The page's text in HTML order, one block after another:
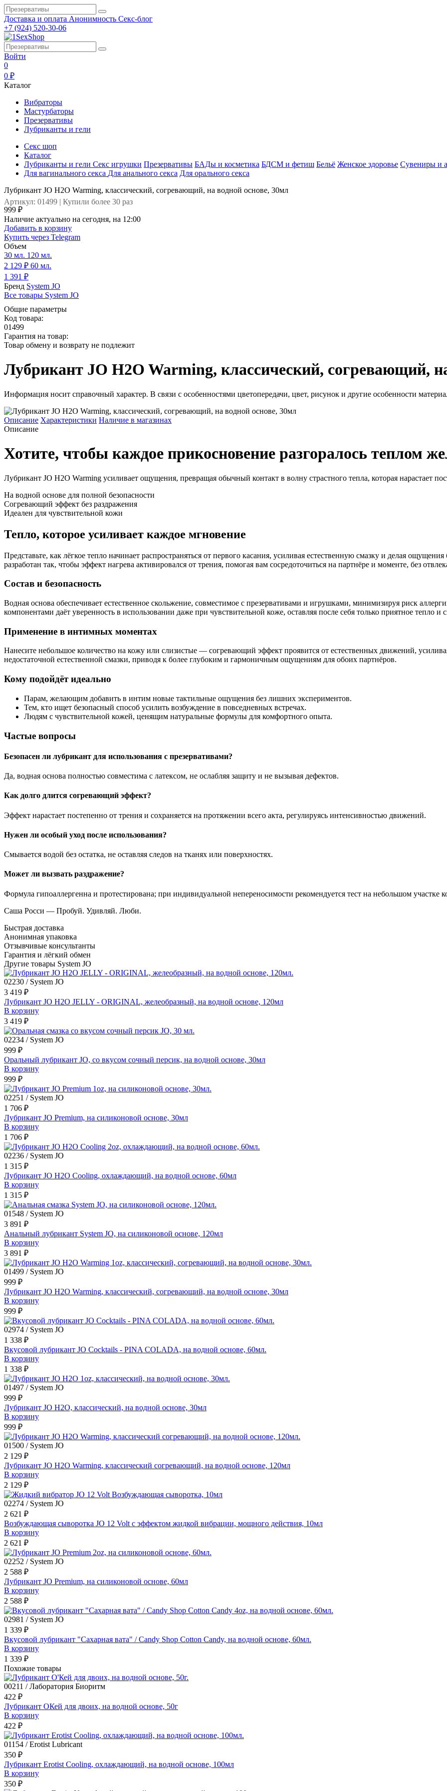
Доставка и оплата Анонимность Секс-блог
+7 (924) 520-30-06
Войти
0
0 ₽
Каталог
Вибраторы
Мастурбаторы
Презервативы
Лубриканты и гели
Секс шоп
Каталог
Лубриканты и гели Секс игрушки Презервативы БАДы и косметика БДСМ и фетиш Бельё Женское здоровье Сувениры и
Для вагинального секса Для анального секса Для орального секса
Лубрикант JO H2O Warming, классический, согревающий, на водной основе, 30мл
Артикул: 01499 | Купили более 30 раз
999 ₽
Наличие актуально на сегодня, на 12:00
Добавить в корзину
Купить через Telegram
Объем
30 мл. 120 мл.
2 129 ₽ 60 мл.
1 391 ₽
Бренд System JO
Все товары System JO
Общие параметры
Код товара:
01499
Гарантия на товар:
Товар обмену и возврату не подлежит
Лубрикант JO H2O Warming, классический, согревающий,
Информация носит справочный характер. В связи с особенностями цветопередачи, цвет, рисунок и другие особенности
Описание Характеристики Наличие в магазинах
Описание
Хотите, чтобы каждое прикосновение разгоралось теплом
Лубрикант JO H2O Warming усиливает ощущения, превращая обычный контакт в волну страстного тепла, которая нарастает
На водной основе для полной безопасности
Согревающий эффект без раздражения
Идеален для чувствительной кожи
Тепло, которое усиливает каждое мгновение
Представьте, как лёгкое тепло начинает распространяться от первого касания, усиливая естественную смазку и делая
разработан так, чтобы эффект нагрева активировался от трения, помогая вам сосредоточиться на партнёре и моменте, без
Состав и безопасность
Водная основа обеспечивает естественное скольжение, совместимое с презервативами и игрушками, минимизируя риск
компонентами даёт уверенность в использовании даже при чувствительной коже, оставляя после себя только приятное тепло и
Применение в интимных моментах
Нанесите небольшое количество на кожу или слизистые — согревающий эффект проявится от естественных движений,
недостаточной естественной смазки, приводя к более глубоким и гармоничным ощущениям для обоих партнёров.
Кому подойдёт идеально
Парам, желающим добавить в интим новые тактильные ощущения без лишних экспериментов.
Тем, кто ищет безопасный способ усилить возбуждение в повседневных встречах.
Людям с чувствительной кожей, ценящим натуральные формулы для комфортного опыта.
Частые вопросы
Безопасен ли лубрикант для использования с презервативами?
Да, водная основа полностью совместима с латексом, не ослабляя защиту и не вызывая дефектов.
Как долго длится согревающий эффект?
Эффект нарастает постепенно от трения и сохраняется на протяжении всего акта, регулируясь интенсивностью движений.
Нужен ли особый уход после использования?
Смывается водой без остатка, не оставляя следов на тканях или поверхностях.
Может ли вызвать раздражение?
Формула гипоаллергенна и протестирована; при индивидуальной непереносимости рекомендуется тест на небольшом участке
Саша Росси — Пробуй. Удивляй. Люби.
Быстрая доставка
Анонимная упаковка
Отзывчивые консультанты
Гарантия и лёгкий обмен
Другие товары System JO
02230 / System JO
3 419 ₽
Лубрикант JO H2O JELLY - ORIGINAL, желеобразный, на водной основе, 120мл
В корзину
3 419 ₽
02234 / System JO
999 ₽
Оральный лубрикант JO, со вкусом сочный персик, на водной основе, 30мл
В корзину
999 ₽
02251 / System JO
1 706 ₽
Лубрикант JO Premium, на силиконовой основе, 30мл
В корзину
1 706 ₽
02236 / System JO
1 315 ₽
Лубрикант JO H2O Cooling, охлаждающий, на водной основе, 60мл
В корзину
1 315 ₽
01548 / System JO
3 891 ₽
Анальный лубрикант System JO, на силиконовой основе, 120мл
В корзину
3 891 ₽
01499 / System JO
999 ₽
Лубрикант JO H2O Warming, классический, согревающий, на водной основе, 30мл
В корзину
999 ₽
02974 / System JO
1 338 ₽
Вкусовой лубрикант JO Cocktails - PINA COLADA, на водной основе, 60мл.
В корзину
1 338 ₽
01497 / System JO
999 ₽
Лубрикант JO H2O, классический, на водной основе, 30мл
В корзину
999 ₽
01500 / System JO
2 129 ₽
Лубрикант JO H2O Warming, классический согревающий, на водной основе, 120мл
В корзину
2 129 ₽
02274 / System JO
2 621 ₽
Возбуждающая сыворотка JO 12 Volt с эффектом жидкой вибрации, мощного действия, 10мл
В корзину
2 621 ₽
02252 / System JO
2 588 ₽
Лубрикант JO Premium, на силиконовой основе, 60мл
В корзину
2 588 ₽
02981 / System JO
1 339 ₽
Вкусовой лубрикант "Сахарная вата" / Candy Shop Cotton Candy, на водной основе, 60мл.
В корзину
1 339 ₽
Похожие товары
00211 / Лаборатория Биоритм
422 ₽
Лубрикант ОКей для двоих, на водной основе, 50г
В корзину
422 ₽
01154 / Erotist Lubricant
350 ₽
Лубрикант Erotist Cooling, охлаждающий, на водной основе, 100мл
В корзину
350 ₽